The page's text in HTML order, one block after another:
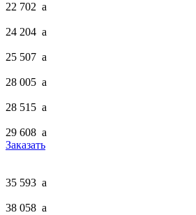
22 702 a
24 204 a
25 507 a
28 005 a
28 515 a
29 608 a
Заказать
35 593 a
38 058 a